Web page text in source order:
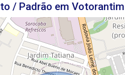
/ Padrão em Votorantim